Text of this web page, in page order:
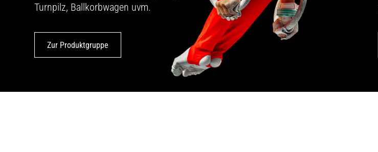
Turnpilz, Ballkorbwagen uvm.
Zur Produktgruppe